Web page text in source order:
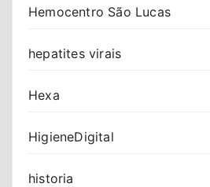
Hemocentro São Lucas
hepatites virais
Hexa
HigieneDigital
historia